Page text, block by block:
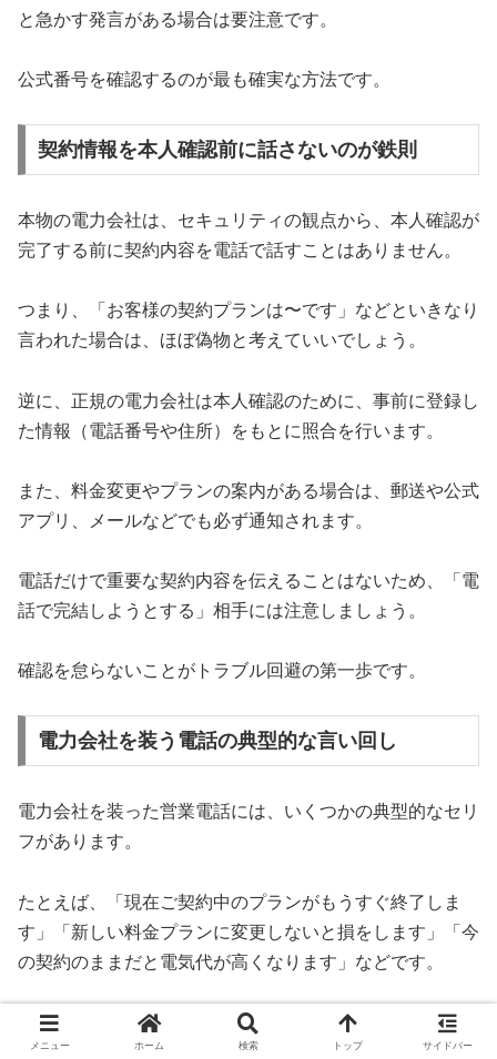
と急かす発言がある場合は要注意です。
公式番号を確認するのが最も確実な方法です。
契約情報を本人確認前に話さないのが鉄則
本物の電力会社は、セキュリティの観点から、本人確認が
完了する前に契約内容を電話で話すことはありません。
つまり、「お客様の契約プランは〜です」などといきなり
言われた場合は、ほぼ偽物と考えていいでしょう。
逆に、正規の電力会社は本人確認のために、事前に登録し
た情報（電話番号や住所）をもとに照合を行います。
また、料金変更やプランの案内がある場合は、郵送や公式
アプリ、メールなどでも必ず通知されます。
電話だけで重要な契約内容を伝えることはないため、「電
話で完結しようとする」相手には注意しましょう。
確認を怠らないことがトラブル回避の第一歩です。
電力会社を装う電話の典型的な言い回し
電力会社を装った営業電話には、いくつかの典型的なセリ
フがあります。
たとえば、「現在ご契約中のプランがもうすぐ終了しま
す」「新しい料金プランに変更しないと損をします」「今
の契約のままだと電気代が高くなります」などです。
これらは不安をあおる言葉で、冷静な判断を鈍らせるのが
目的です。
メニュー ホーム 検索 トップ サイドバー